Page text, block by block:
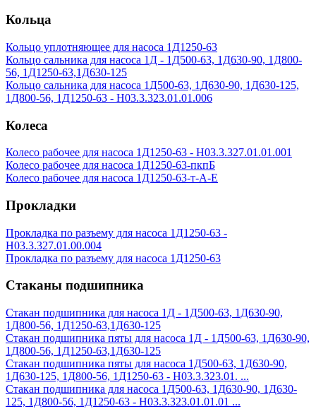
Кольца
Кольцо уплотняющее для насоса 1Д1250-63
Кольцо сальника для насоса 1Д - 1Д500-63, 1Д630-90, 1Д800-
56, 1Д1250-63,1Д630-125
Кольцо сальника для насоса 1Д500-63, 1Д630-90, 1Д630-125,
1Д800-56, 1Д1250-63 - Н03.3.323.01.01.006
Колеса
Колесо рабочее для насоса 1Д1250-63 - Н03.3.327.01.01.001
Колесо рабочее для насоса 1Д1250-63-пкпБ
Колесо рабочее для насоса 1Д1250-63-т-А-Е
Прокладки
Прокладка по разъему для насоса 1Д1250-63 -
Н03.3.327.01.00.004
Прокладка по разъему для насоса 1Д1250-63
Стаканы подшипника
Стакан подшипника для насоса 1Д - 1Д500-63, 1Д630-90,
1Д800-56, 1Д1250-63,1Д630-125
Стакан подшипника пяты для насоса 1Д - 1Д500-63, 1Д630-90,
1Д800-56, 1Д1250-63,1Д630-125
Стакан подшипника пяты для насоса 1Д500-63, 1Д630-90,
1Д630-125, 1Д800-56, 1Д1250-63 - Н03.3.323.01. ...
Стакан подшипника для насоса 1Д500-63, 1Д630-90, 1Д630-
125, 1Д800-56, 1Д1250-63 - Н03.3.323.01.01.01 ...